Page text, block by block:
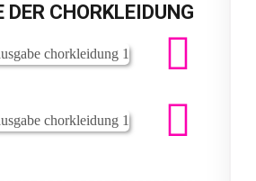
DER CHORKLEIDUNG